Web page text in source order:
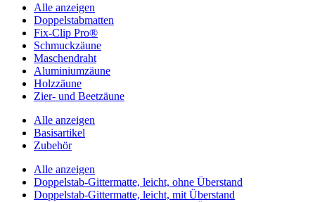
Alle anzeigen
Doppelstabmatten
Fix-Clip Pro®
Schmuckzäune
Maschendraht
Aluminiumzäune
Holzzäune
Zier- und Beetzäune
Alle anzeigen
Basisartikel
Zubehör
Alle anzeigen
Doppelstab-Gittermatte, leicht, ohne Überstand
Doppelstab-Gittermatte, leicht, mit Überstand